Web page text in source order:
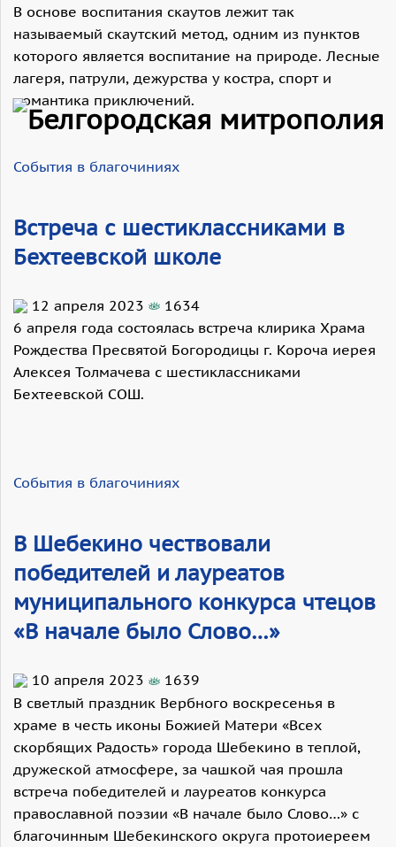
В основе воспитания скаутов лежит так
называемый скаутский метод, одним из пунктов
которого является воспитание на природе. Лесные
лагеря, патрули, дежурства у костра, спорт и
романтика приключений.
События в благочиниях
Встреча с шестиклассниками в
Бехтеевской школе
12 апреля 2023
1634
6 апреля года состоялась встреча клирика Храма
Рождества Пресвятой Богородицы г. Короча иерея
Алексея Толмачева с шестиклассниками
Бехтеевской СОШ.
События в благочиниях
В Шебекино чествовали
победителей и лауреатов
муниципального конкурса чтецов
«В начале было Слово…»
10 апреля 2023
1639
В светлый праздник Вербного воскресенья в
храме в честь иконы Божией Матери «Всех
скорбящих Радость» города Шебекино в теплой,
дружеской атмосфере, за чашкой чая прошла
встреча победителей и лауреатов конкурса
православной поэзии «В начале было Слово…» с
благочинным Шебекинского округа протоиереем